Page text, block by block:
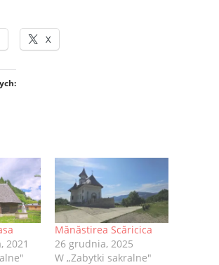
X
2021
Mănăstirea Scăricica
26 grudnia, 2025
W „Zabytki sakralne"